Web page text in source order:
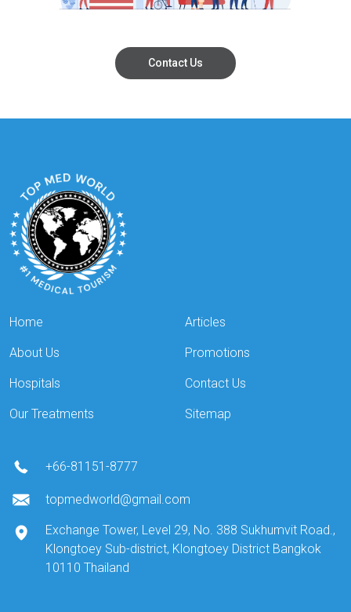
Contact Us
Home
About Us
Hospitals
Our Treatments
Articles
Promotions
Contact Us
Sitemap
+66-81151-8777
topmedworld@gmail.com
Exchange Tower, Level 29, No. 388 Sukhumvit Road.,
Klongtoey Sub-district, Klongtoey District Bangkok
10110 Thailand